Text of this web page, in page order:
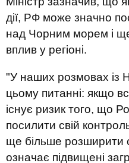
дії, РФ може значно
над Чорним морем і
вплив у регіоні.
"У наших розмовах із
цьому питанні: якщо
існує ризик того, що
посилити свій
ще більше розширити
означає підвищені